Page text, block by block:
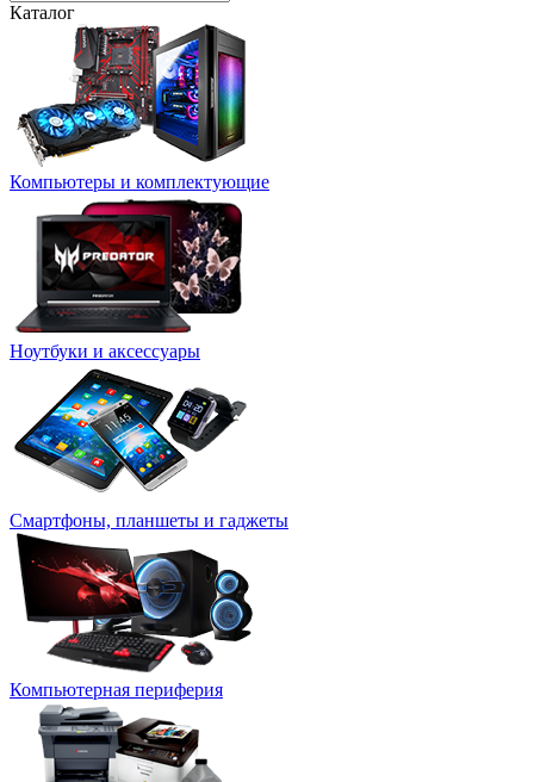
Каталог
Компьютеры и комплектующие
Ноутбуки и аксессуары
Смартфоны, планшеты и гаджеты
Компьютерная периферия